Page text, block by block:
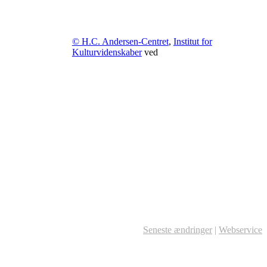
© H.C. Andersen-Centret, Institut for
Kulturvidenskaberved
Seneste ændringer | Webservice